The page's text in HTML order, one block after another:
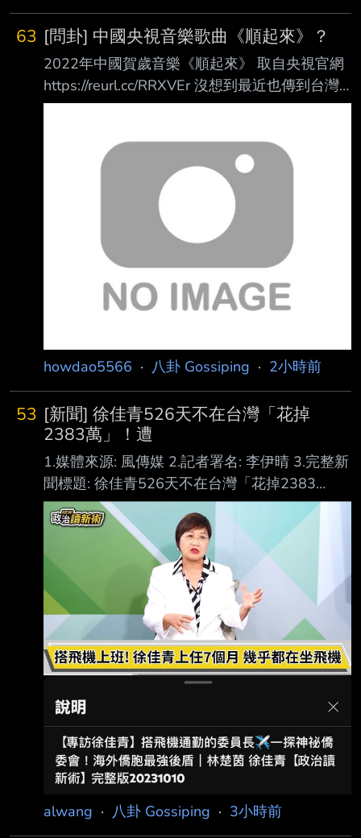
63 [問卦] 中國央視音樂歌曲《順起來》？
2022年中國賀歲音樂《順起來》 取自央視官網
https://reurl.cc/RRXVEr 沒想到最近也傳到台灣
這邊來了 是不是證明兩岸一家親，都用順起來
howdao5566 · 八卦 Gossiping · 2小時前
53 [新聞] 徐佳青526天不在台灣「花掉
2383萬」！遭
1.媒體來源: 風傳媒 2.記者署名: 李伊晴 3.完整新
聞標題: 徐佳青526天不在台灣「花掉2383
萬」！遭爆「就地休假」兼過年，本人出面回應
了 4.完整新聞內文: 僑務委員會委員長徐佳青的
海外考察行程近日引發政壇風波。台灣民眾黨立
法院黨團揭露 相關數據指稱，徐佳青自民國111
年至今，累積出國天數已高達526天，總計花費
公款金額 達2383萬3872元，平均每年有將近三
分之一的時間人都不在台灣。黨團對此質疑海外
業務 是否有如此龐大的考察需求，並批評部分
行程有假考察、真觀光的嫌疑。 面對民眾黨團
的質疑，
alwang · 八卦 Gossiping · 3小時前